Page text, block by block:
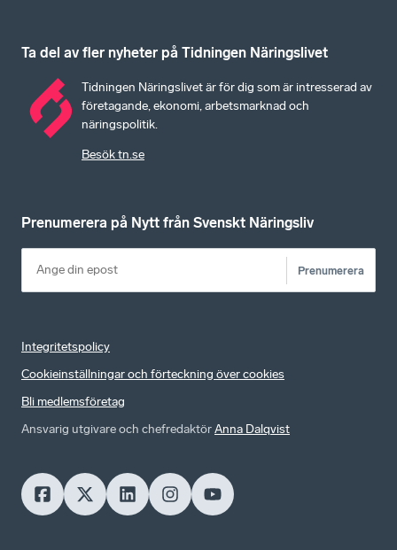
Ta del av fler nyheter på Tidningen Näringslivet
Tidningen Näringslivet är för dig som är intresserad av
företagande, ekonomi, arbetsmarknad och
näringspolitik.
Besök tn.se
Prenumerera på Nytt från Svenskt Näringsliv
Prenumerera
Integritetspolicy
Cookieinställningar och förteckning över cookies
Bli medlemsföretag
Ansvarig utgivare och chefredaktörAnna Dalqvist